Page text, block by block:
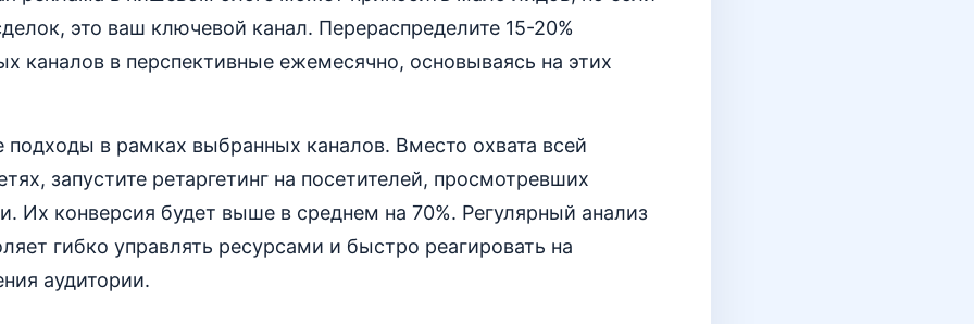
это ваш ключевой канал. Перераспределите 15-20%
каналов в перспективные ежемесячно, основываясь на этих
подходы в рамках выбранных каналов. Вместо охвата всей
запустите ретаргетинг на посетителей, просмотревших
Их конверсия будет выше в среднем на 70%. Регулярный анализ
гибко управлять ресурсами и быстро реагировать на
аудитории.